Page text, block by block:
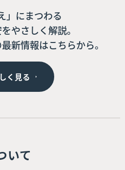
」にまつわる
やさしく解説。
新情報はこちらから。
く見る
いて